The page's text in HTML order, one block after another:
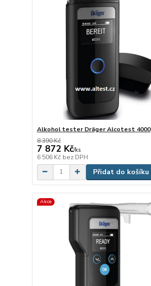
Alkohol tester Dräger Alcotest 4000
8 390 Kč
7 872 Kč/ks
6 506 Kč bez DPH
Přidat do košíku
Akce